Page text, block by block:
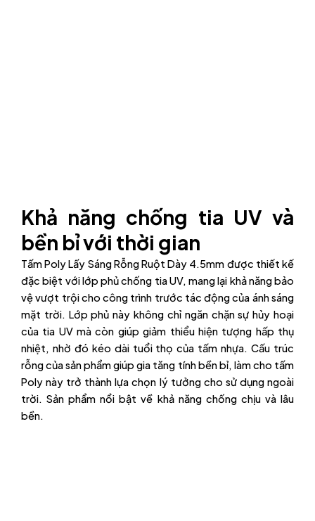
Khả năng chống tia UV và
bền bỉ với thời gian
Tấm Poly Lấy Sáng Rỗng Ruột Dày 4.5mm được thiết kế
đặc biệt với lớp phủ chống tia UV, mang lại khả năng bảo
vệ vượt trội cho công trình trước tác động của ánh sáng
mặt trời. Lớp phủ này không chỉ ngăn chặn sự hủy hoại
của tia UV mà còn giúp giảm thiểu hiện tượng hấp thụ
nhiệt, nhờ đó kéo dài tuổi thọ của tấm nhựa. Cấu trúc
rỗng của sản phẩm giúp gia tăng tính bền bỉ, làm cho tấm
Poly này trở thành lựa chọn lý tưởng cho sử dụng ngoài
trời. Sản phẩm nổi bật về khả năng chống chịu và lâu
bền.